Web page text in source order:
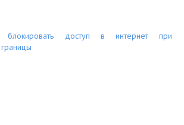
блокировать доступ в интернет при